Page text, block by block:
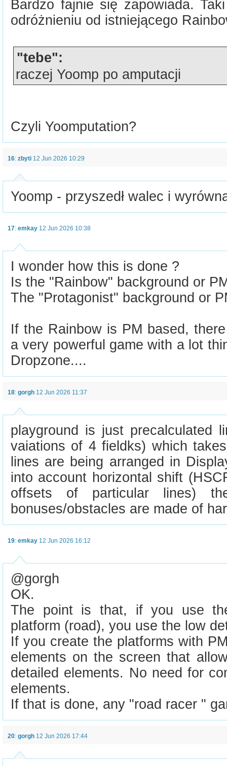
Bardzo fajnie się zapowiada.
odróżnieniu od istniejącego
"tebe":
raczej Yoomp po amputacji
Czyli Yoomputation?
16: zbyti 12 Jun 2026 10:29
Yoomp - przyszedł walec i
17: emkay 12 Jun 2026 10:38
I wonder how this is done ?
Is the "Rainbow" background or
The "Protagonist" background or
If the Rainbow is PM based,
a very powerful game with a lot
Dropzone....
18: gorgh 12 Jun 2026 11:37
playground is just precalculated
vaiations of 4 fieldks) which
lines are being arranged in
into account horizontal shift
offsets of particular lines)
bonuses/obstacles are made of
19: emkay 12 Jun 2026 16:12
@gorgh
OK.
The point is that, if you use
platform (road), you use the low
If you create the platforms with
elements on the screen that
detailed elements. No need for
elements.
If that is done, any "road racer "
20: gorgh 12 Jun 2026 17:44